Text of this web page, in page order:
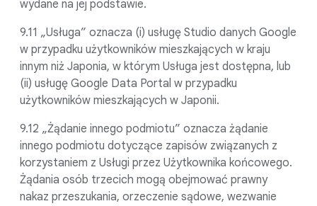
wydane na jej podstawie.
9.11 „Usługa” oznacza (i) usługę Studio danych Google
w przypadku użytkowników mieszkających w kraju
innym niż Japonia, w którym Usługa jest dostępna, lub
(ii) usługę Google Data Portal w przypadku
użytkowników mieszkających w Japonii.
9.12 „Żądanie innego podmiotu” oznacza żądanie
innego podmiotu dotyczące zapisów związanych z
korzystaniem z Usługi przez Użytkownika końcowego.
Żądania osób trzecich mogą obejmować prawny
nakaz przeszukania, orzeczenie sądowe, wezwanie